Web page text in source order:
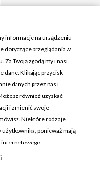
informacje na urządzeniu
dotyczące przeglądania w
Za Twoją zgodą my i nasi
dane. Klikając przycisk
danych przez nas i
również uzyskać
i zmienić swoje
Niektóre rodzaje
użytkownika, ponieważ mają
internetowego.